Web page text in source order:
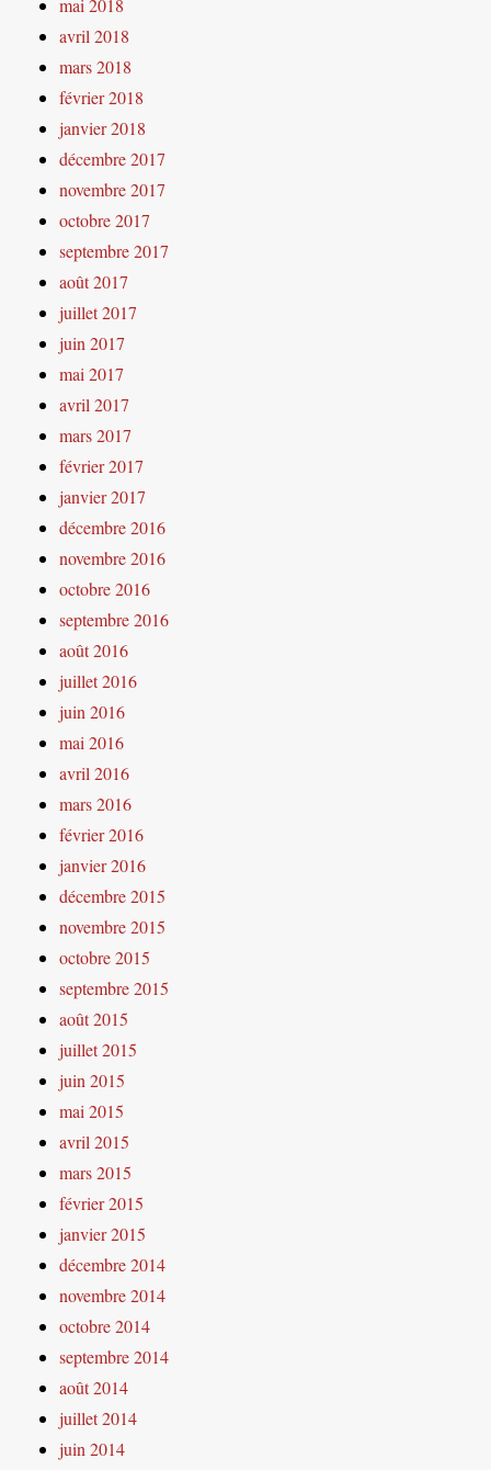
mai 2018
avril 2018
mars 2018
février 2018
janvier 2018
décembre 2017
novembre 2017
octobre 2017
septembre 2017
août 2017
juillet 2017
juin 2017
mai 2017
avril 2017
mars 2017
février 2017
janvier 2017
décembre 2016
novembre 2016
octobre 2016
septembre 2016
août 2016
juillet 2016
juin 2016
mai 2016
avril 2016
mars 2016
février 2016
janvier 2016
décembre 2015
novembre 2015
octobre 2015
septembre 2015
août 2015
juillet 2015
juin 2015
mai 2015
avril 2015
mars 2015
février 2015
janvier 2015
décembre 2014
novembre 2014
octobre 2014
septembre 2014
août 2014
juillet 2014
juin 2014